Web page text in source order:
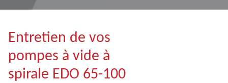
Entretien de vos
pompes à vide à
spirale EDO 65-100